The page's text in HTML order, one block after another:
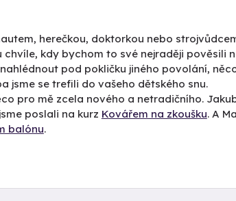
herečkou, doktorkou nebo
kdy bychom to své nejraději pověsili
pod pokličku jiného povolání,
jsme se trefili do vašeho dětského snu.
pro mě zcela nového a netradičního.
poslali na kurz Kovářem na zkoušku. A
balónu.